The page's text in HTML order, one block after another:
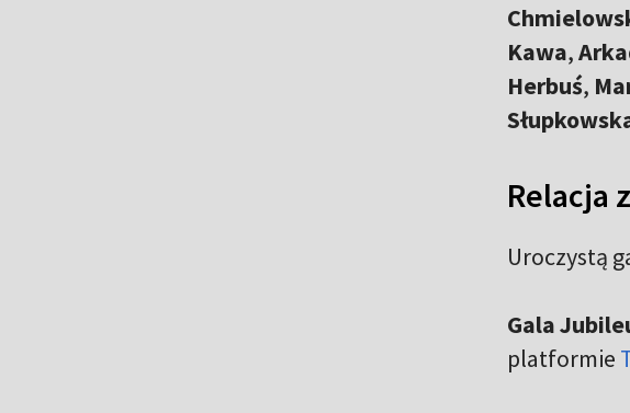
Kawa,
Herbuś,
Relacja
Uroczystą
Gala
platformie